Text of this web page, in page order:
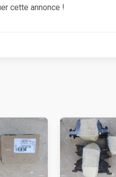
cette annonce !